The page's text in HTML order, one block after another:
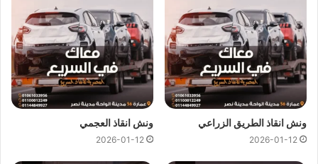
ونش انقاذ الطريق الزراعي
2026-01-12
ونش انقاذ العجمي
2026-01-12